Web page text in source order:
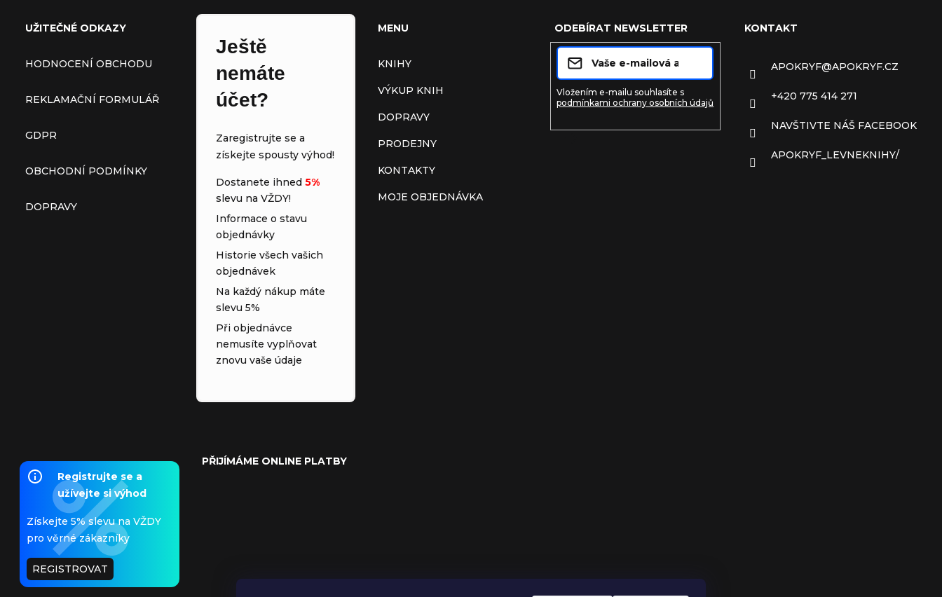
UŽITEČNÉ ODKAZY
HODNOCENÍ OBCHODU
REKLAMAČNÍ FORMULÁŘ
GDPR
OBCHODNÍ PODMÍNKY
DOPRAVY
Ještě
nemáte
účet?
Zaregistrujte se a
získejte spousty výhod!
Dostanete ihned 5%
slevu na VŽDY!
Informace o stavu
objednávky
Historie všech vašich
objednávek
Na každý nákup máte
slevu 5%
Při objednávce
nemusíte vyplňovat
znovu vaše údaje
MENU
KNIHY
VÝKUP KNIH
DOPRAVY
PRODEJNY
KONTAKTY
MOJE OBJEDNÁVKA
ODEBÍRAT NEWSLETTER
Vložením e-mailu souhlasíte s
podmínkami ochrany osobních údajů
KONTAKT
APOKRYF@APOKRYF.CZ
+420 775 414 271
NAVŠTIVTE NÁŠ FACEBOOK
APOKRYF_LEVNEKNIHY/
Registrujte se a
užívejte si výhod
Získejte 5% slevu na VŽDY
pro věrné zákazníky
REGISTROVAT
PŘIJÍMÁME ONLINE PLATBY